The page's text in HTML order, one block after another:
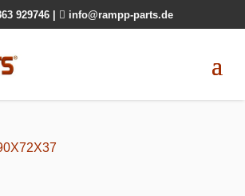
929746  info@rampp-parts.de